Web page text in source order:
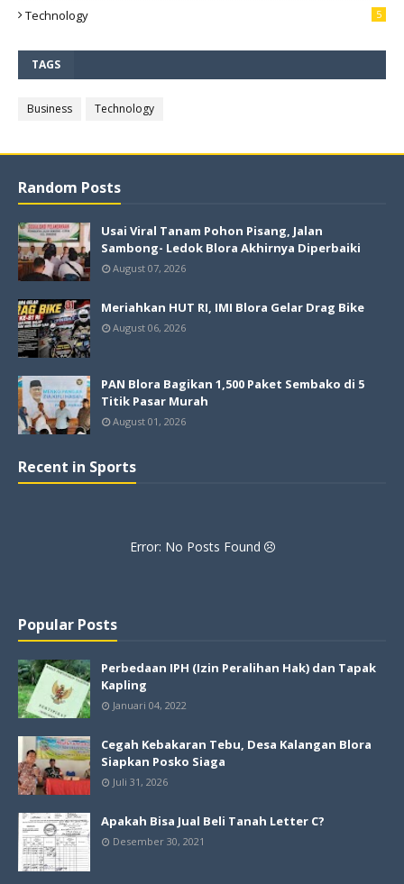
Technology 5
TAGS
Business Technology
Random Posts
Usai Viral Tanam Pohon Pisang, Jalan
Sambong- Ledok Blora Akhirnya Diperbaiki
August 07, 2026
Meriahkan HUT RI, IMI Blora Gelar Drag Bike
August 06, 2026
PAN Blora Bagikan 1,500 Paket Sembako di 5
Titik Pasar Murah
August 01, 2026
Recent in Sports
Error: No Posts Found
Popular Posts
Perbedaan IPH (Izin Peralihan Hak) dan Tapak
Kapling
Januari 04, 2022
Cegah Kebakaran Tebu, Desa Kalangan Blora
Siapkan Posko Siaga
Juli 31, 2026
Apakah Bisa Jual Beli Tanah Letter C?
Desember 30, 2021